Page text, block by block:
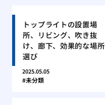
トップライトの設置場
所、リビング、吹き抜
け、廊下、効果的な場所
選び
2025.05.05
未分類